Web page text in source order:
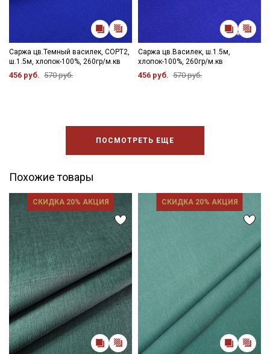
Саржа цв.Темный василек, СОРТ2,
ш.1.5м, хлопок-100%, 260гр/м.кв
456 руб. 570 руб.
Саржа цв.Василек, ш.1.5м,
хлопок-100%, 260гр/м.кв
456 руб. 570 руб.
ПОСМОТРЕТЬ ЕЩЕ
Похожие товары
СКИДКА 20% АКЦИЯ СКИДКА 20% АКЦИЯ
Подписаться
информационных рассылок